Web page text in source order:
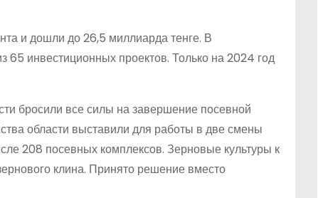
и дошли до 26,5 миллиарда тенге. В
инвестиционных проектов. Только на 2024 год
бросили все силы на завершение посевной
области выставили для работы в две смены
208 посевных комплексов. Зерновые культуры к
клина. Принято решение вместо